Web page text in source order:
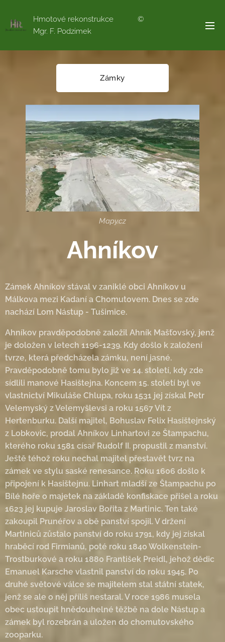
Hmotové rekonstrukce ©
Mgr. F. Podzimek
Zámky
Mapy.cz
Ahníkov
Zámek Ahníkov stával v zaniklé obci Ahníkov u
Málkova mezi Kadaní a Chomutovem. Dnes se zde
nachází Lom Nástup - Tušimice.
Ahníkov pravděpodobně založil Ahník Mašťovský, jenž
je doložen v letech 1196-1239. Kdy došlo k založení
tvrze, která předcházela zámku, není jasné.
Pravděpodobně tomu bylo již ve 14. století, kdy zde
sídlili manové Hasištejna. Koncem 15. století byl ve
vlastnictví Mikuláše Chlupa, roku 1531 jej získal Petr
Velemyský z Velemyšlevsi a roku 1567 Vít z
Hertenburku. Další majitel, Bohuslav Felix Hasištejnský
z Lobkovic, prodal Ahníkov Linhartovi ze Štampachu,
kterého roku 1581 císař Rudolf II. propustil z manství.
Ještě téhož roku nechal majitel přestavět tvrz na
zámek ve stylu saské renesance. Roku 1606 došlo k
připojení k Hasištejnu. Linhart mladší ze Štampachu po
Bílé hoře o majetek na základě konfiskace přišel a roku
1623 jej kupuje Jaroslav Bořita z Martinic. Ten také
zakoupil Prunéřov a obě panství spojil. V držení
Martiniců zůstalo panství do roku 1791, kdy jej získal
hraběcí rod Firmianů, poté roku 1840 Wolkenstein-
Trostburkové a roku 1880 František Preidl, jehož dědic
Emanuel Karsche vlastnil panství do roku 1945. Po
druhé světové válce se majitelem stal státní statek,
jenž se ale o něj příliš nestaral. V roce 1986 musela
obec ustoupit hnědouhelné těžbě na dole Nástup a
zámek byl rozebrán a uložen do chomutovského
zooparku.